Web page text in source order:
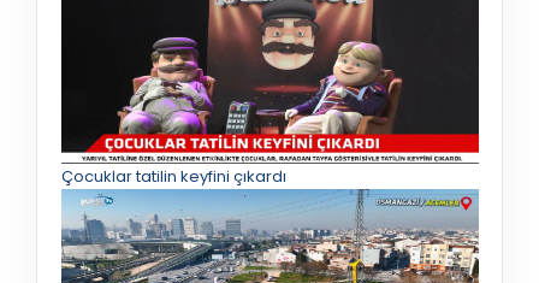
Çocuklar tatilin keyfini çıkardı